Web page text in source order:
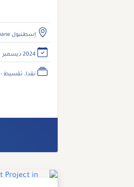
إسطنبول Kâğıthane
نقدا، تقسيط - Installmets Available